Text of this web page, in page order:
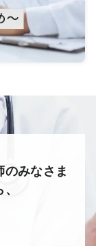
みなさま